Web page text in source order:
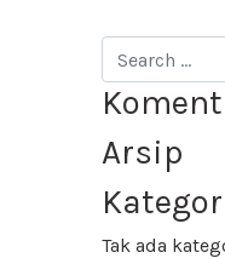
Search
Arsip
Tak ada